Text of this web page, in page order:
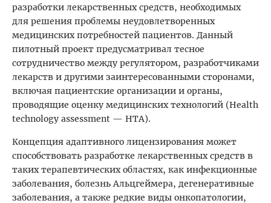
разработки лекарственных средств, необходимых
для решения проблемы неудовлетворенных
медицинских потребностей пациентов. Данный
пилотный проект предусматривал тесное
сотрудничество между регулятором, разработчиками
лекарств и другими заинтересованными сторонами,
включая пациентские организации и органы,
проводящие оценку медицинских технологий (Health
technology assessment — HТА).
Концепция адаптивного лицензирования может
способствовать разработке лекарственных средств в
таких терапевтических областях, как инфекционные
заболевания, болезнь Альцгеймера, дегенеративные
заболевания, а также редкие виды онкопатологии,